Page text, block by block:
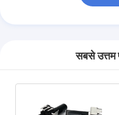
सबसे उत्तम